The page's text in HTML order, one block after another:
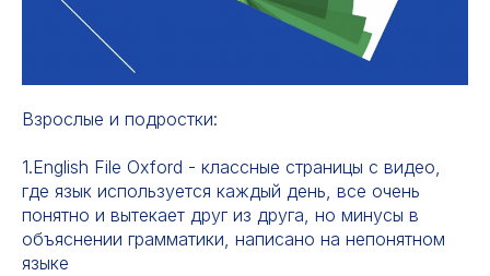
Взрослые и подростки:
1.English File Oxford - классные страницы с видео,
где язык используется каждый день, все очень
понятно и вытекает друг из друга, но минусы в
объяснении грамматики, написано на непонятном
языке